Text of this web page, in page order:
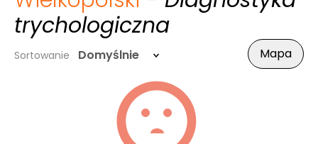
trychologiczna
Sortowanie Domyślnie Mapa